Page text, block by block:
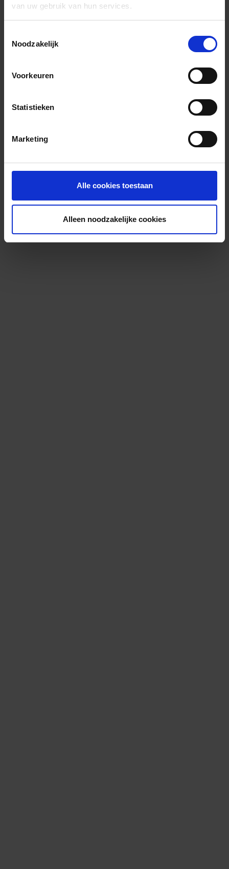
van uw gebruik van hun services.
Noodzakelijk
Voorkeuren
Statistieken
Marketing
Alle cookies toestaan
Alleen noodzakelijke cookies